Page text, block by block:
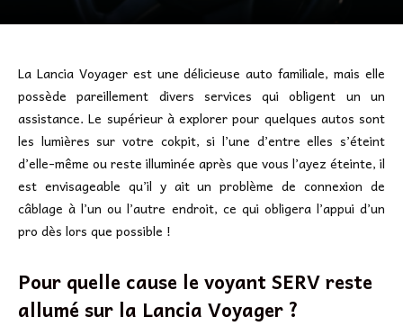
La Lancia Voyager est une délicieuse auto familiale, mais elle
possède pareillement divers services qui obligent un un
assistance. Le supérieur à explorer pour quelques autos sont
les lumières sur votre cokpit, si l’une d’entre elles s’éteint
d’elle-même ou reste illuminée après que vous l’ayez éteinte, il
est envisageable qu’il y ait un problème de connexion de
câblage à l’un ou l’autre endroit, ce qui obligera l’appui d’un
pro dès lors que possible !
Pour quelle cause le voyant SERV reste
allumé sur la Lancia Voyager ?